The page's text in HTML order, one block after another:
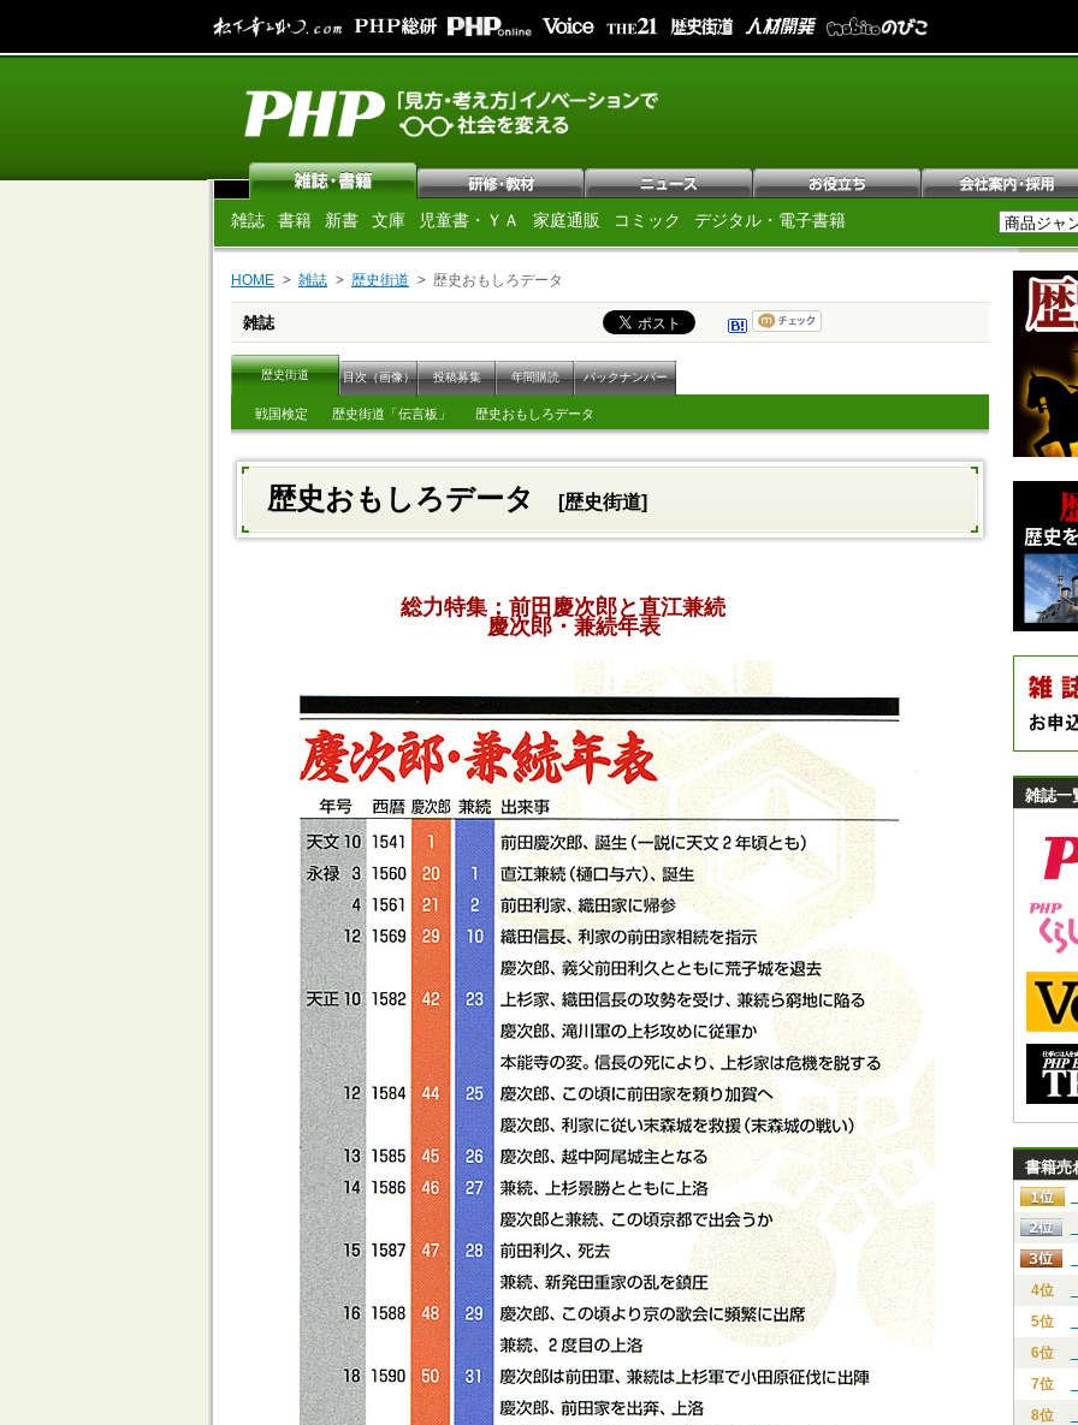
雑誌 書籍 新書 文庫 児童書・ＹＡ 家庭通販 コミック デジタル・電子書籍
HOME 雑誌 歴史街道 歴史おもしろデータ
雑誌
歴史街道 目次（画像） 投稿募集 年間購読 バックナンバー
戦国検定 歴史街道「伝言板」 歴史おもしろデータ
歴史おもしろデータ [歴史街道]
総力特集：前田慶次郎と直江兼続
慶次郎・兼続年表
雑誌一
書籍売
4位
5位
6位
7位
8位